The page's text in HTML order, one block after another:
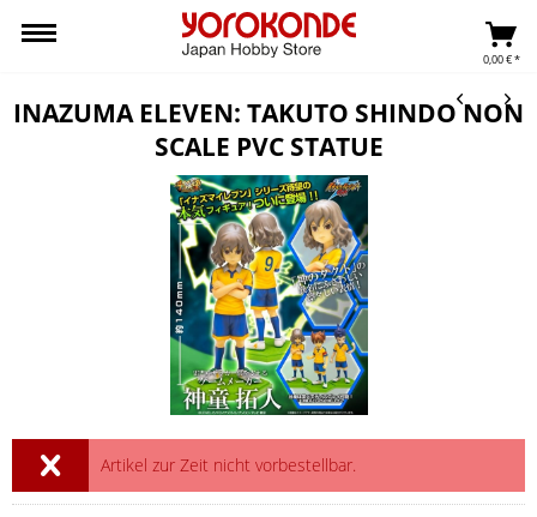
0,00 € *
INAZUMA ELEVEN: TAKUTO SHINDO NON
SCALE PVC STATUE
Artikel zur Zeit nicht vorbestellbar.